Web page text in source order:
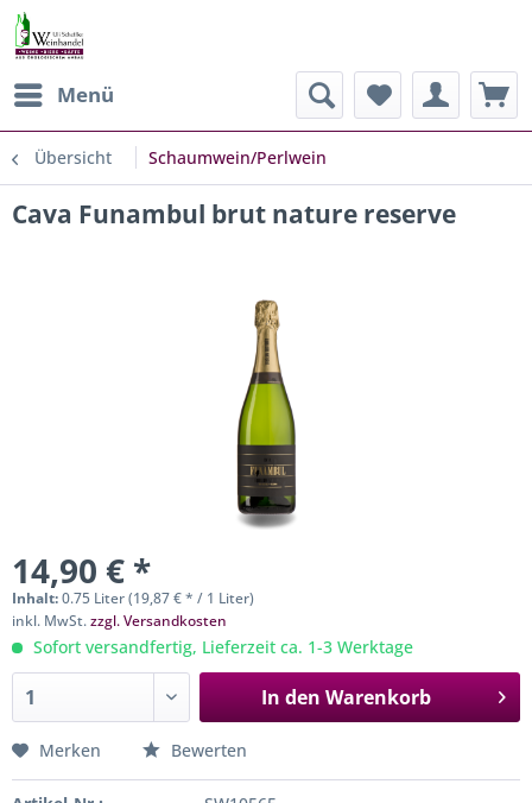
Menü
Übersicht Schaumwein/Perlwein
Cava Funambul brut nature reserve
14,90 € *
Inhalt:0.75 Liter (19,87 € * / 1 Liter)
inkl. MwSt.zzgl. Versandkosten
Sofort versandfertig, Lieferzeit ca. 1-3 Werktage
In den Warenkorb
Merken Bewerten